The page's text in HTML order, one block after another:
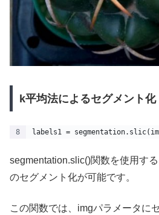
k平均法によるセグメント化
labels1 =
segmentation.slic()関数を使用す
のセグメント化が可能です。
この関数では、imgパラメータに